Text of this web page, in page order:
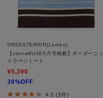
DRESSTERIOR(Ladies)
【otonaMUSE5月号掲載】ボーダーニッ
トラージトート
¥5,390
30%OFF
4.3 (3件)